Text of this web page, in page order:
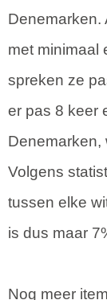
Denemarken.
met minimaal
spreken ze
er pas 8 keer
Denemarken,
Volgens
tussen elke
is dus maar
Nog meer